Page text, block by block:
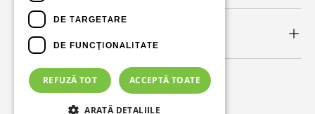
Newsletter
Metode de plată acceptate
DE TARGETARE
DE FUNCŢIONALITATE
ACCEPTĂ TOATE
REFUZĂ TOT
ARATĂ DETALIILE